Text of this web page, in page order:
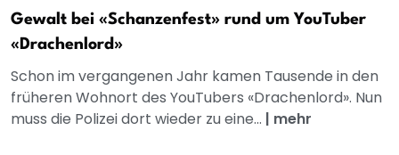
Gewalt bei «Schanzenfest» rund um YouTuber
«Drachenlord»
Schon im vergangenen Jahr kamen Tausende in den
früheren Wohnort des YouTubers «Drachenlord». Nun
muss die Polizei dort wieder zu eine... | mehr